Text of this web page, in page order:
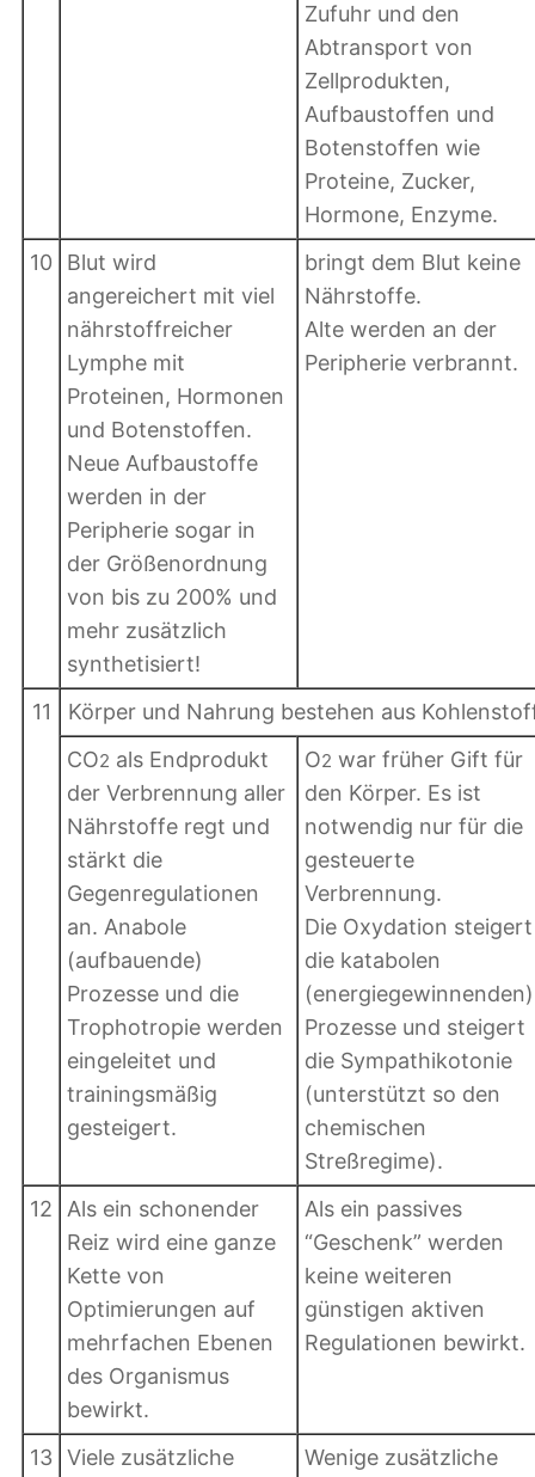
Zufuhr und den
Abtransport von
Zellprodukten,
Aufbaustoffen und
Botenstoffen wie
Proteine, Zucker,
Hormone, Enzyme.
10
Blut wird
angereichert mit viel
nährstoffreicher
Lymphe mit
Proteinen, Hormonen
und Botenstoffen.
Neue Aufbaustoffe
werden in der
Peripherie sogar in
der Größenordnung
von bis zu 200% und
mehr zusätzlich
synthetisiert!
bringt dem Blut keine
Nährstoffe.
Alte werden an der
Peripherie verbrannt.
11
Körper und Nahrung bestehen aus
CO2 als Endprodukt
der Verbrennung aller
Nährstoffe regt und
stärkt die
Gegenregulationen
an. Anabole
(aufbauende)
Prozesse und die
Trophotropie werden
eingeleitet und
trainingsmäßig
gesteigert.
O2 war früher Gift für
den Körper. Es ist
notwendig nur für die
gesteuerte
Verbrennung.
Die Oxydation steigert
die katabolen
(energiegewinnenden)
Prozesse und steigert
die Sympathikotonie
(unterstützt so den
chemischen
Streßregime).
12
Als ein schonender
Reiz wird eine ganze
Kette von
Optimierungen auf
mehrfachen Ebenen
des Organismus
bewirkt.
Als ein passives
“Geschenk” werden
keine weiteren
günstigen aktiven
Regulationen bewirkt.
13 Viele zusätzliche Wenige zusätzliche